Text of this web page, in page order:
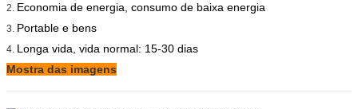
2. Economia de energia, consumo de baixa energia
3. Portable e bens
4. Longa vida, vida normal: 15-30 dias
Mostra das imagens